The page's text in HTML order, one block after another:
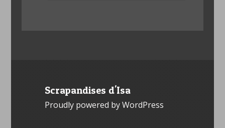
Scrapandises d'Isa
Proudly powered by WordPress